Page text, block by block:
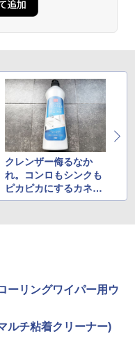
クレンザー侮るなか
れ。コンロもシンクも
ピカピカにするカネヨ
の逸品
ーリングワイパー用ウ
ルチ粘着クリーナー)